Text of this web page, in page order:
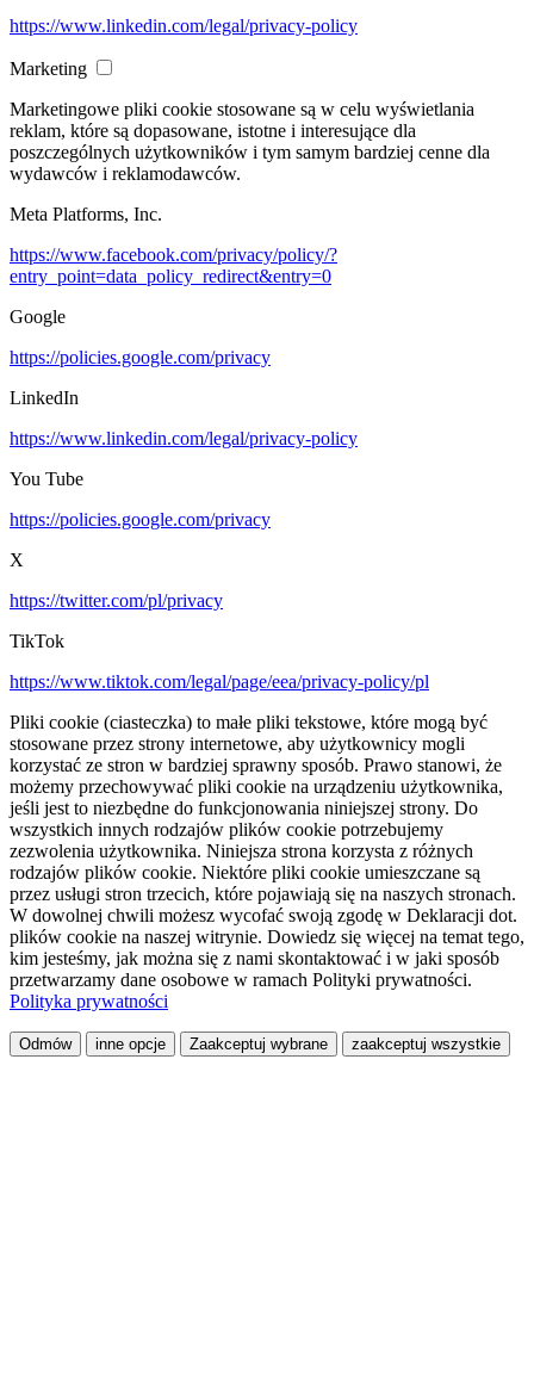
https://www.linkedin.com/legal/privacy-policy
Marketing
Marketingowe pliki cookie stosowane są w celu wyświetlania
reklam, które są dopasowane, istotne i interesujące dla
poszczególnych użytkowników i tym samym bardziej cenne dla
wydawców i reklamodawców.
Meta Platforms, Inc.
https://www.facebook.com/privacy/policy/?
entry_point=data_policy_redirect&entry=0
Google
https://policies.google.com/privacy
LinkedIn
https://www.linkedin.com/legal/privacy-policy
You Tube
https://policies.google.com/privacy
X
https://twitter.com/pl/privacy
TikTok
https://www.tiktok.com/legal/page/eea/privacy-policy/pl
Pliki cookie (ciasteczka) to małe pliki tekstowe, które mogą być
stosowane przez strony internetowe, aby użytkownicy mogli
korzystać ze stron w bardziej sprawny sposób. Prawo stanowi, że
możemy przechowywać pliki cookie na urządzeniu użytkownika,
jeśli jest to niezbędne do funkcjonowania niniejszej strony. Do
wszystkich innych rodzajów plików cookie potrzebujemy
zezwolenia użytkownika. Niniejsza strona korzysta z różnych
rodzajów plików cookie. Niektóre pliki cookie umieszczane są
przez usługi stron trzecich, które pojawiają się na naszych stronach.
W dowolnej chwili możesz wycofać swoją zgodę w Deklaracji dot.
plików cookie na naszej witrynie. Dowiedz się więcej na temat tego,
kim jesteśmy, jak można się z nami skontaktować i w jaki sposób
przetwarzamy dane osobowe w ramach Polityki prywatności.
Polityka prywatności
Odmów inne opcje Zaakceptuj wybrane zaakceptuj wszystkie